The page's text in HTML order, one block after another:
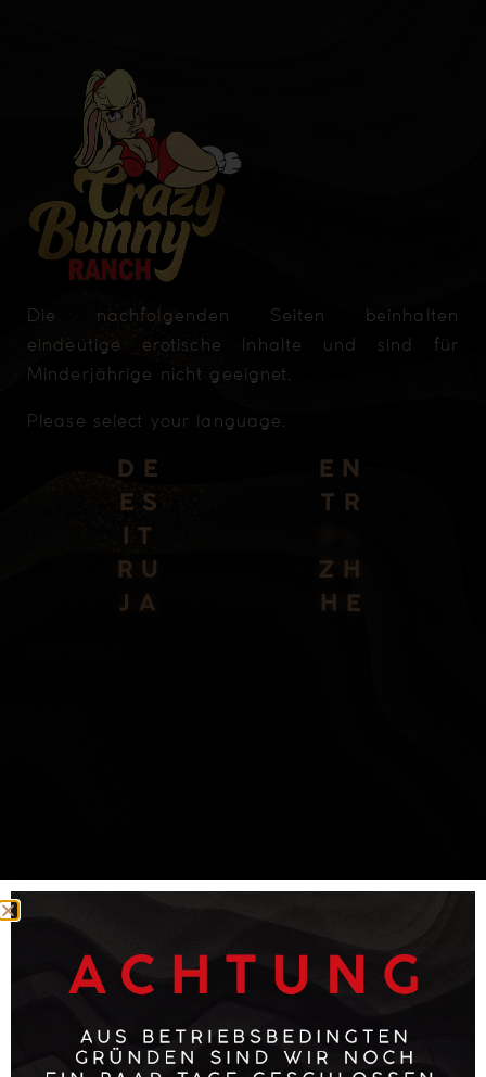
Die nachfolgenden Seiten beinhalten
eindeutige erotische Inhalte und sind für
Minderjährige nicht geeignet.
Please select your language.
D E E
N
E S
R
RU
ZH
JA
HE